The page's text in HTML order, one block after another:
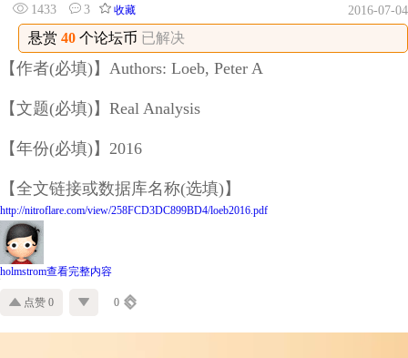
1433
3 收藏 2016-07-04
悬赏 40 个论坛币 已解决
【作者(必填)】Authors: Loeb, Peter A
【文题(必填)】Real Analysis
【年份(必填)】2016
【全文链接或数据库名称(选填)】
http://nitroflare.com/view/258FCD3DC899BD4/loeb2016.pdf
holmstrom查看完整内容
点赞 0 0